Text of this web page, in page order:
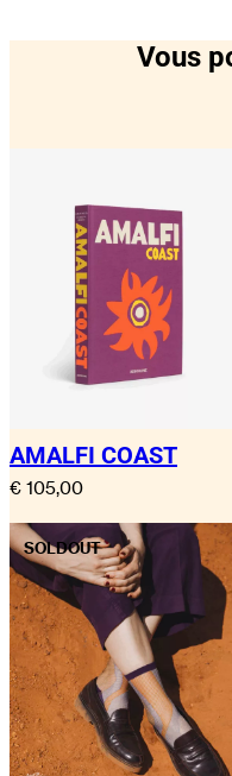
scintillante Côte
projecteurs depuis plus
inspiré de nombreux
Françoise Sagan à
renommés comme
même des cinéastes.
serait pas ce qu’il est
Brigitte Bardot, ses
d’autres couples
Buffet ou Bianca et Mick
St. Tropez Soleil, un
table basse, guide le
légendaire et son
On y retrouve les
Les Bravades ou Les
aussi des événements
Chanel au Sénéquier,
ou encore la White
l’esprit de Saint-Tropez
ouvrage est une ode à
donne envie d’y revenir
Vous
AMALFI COAST
€ 105,00
SOLDOUT